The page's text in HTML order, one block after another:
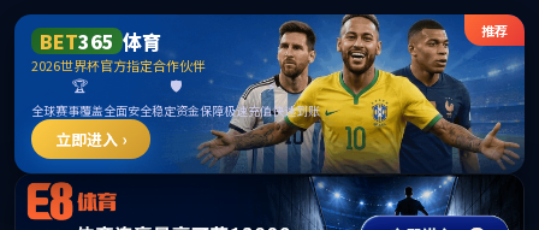
中国·必威(bw·西汉姆联)有限公司-Official
website